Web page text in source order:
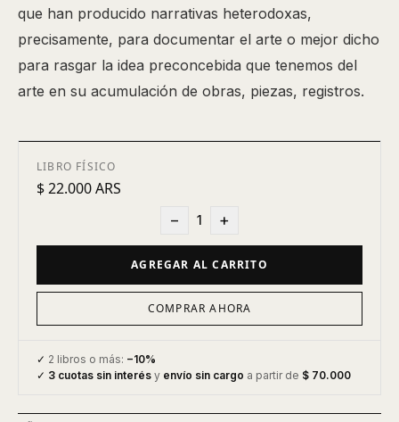
que han producido narrativas heterodoxas,
precisamente, para documentar el arte o mejor dicho
para rasgar la idea preconcebida que tenemos del
arte en su acumulación de obras, piezas, registros.
LIBRO FÍSICO
$ 22.000 ARS
− 1 +
AGREGAR AL CARRITO
COMPRAR AHORA
✓ 2 libros o más: −10%
✓ 3 cuotas sin interés y envío sin cargo a partir de $ 70.000